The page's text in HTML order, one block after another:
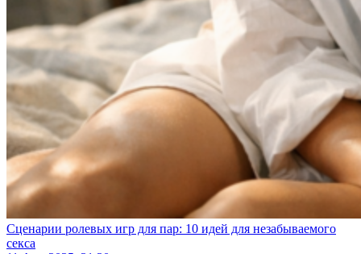
Сценарии ролевых игр для пар: 10 идей для незабываемого
секса